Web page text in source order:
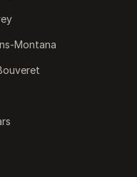
Montana